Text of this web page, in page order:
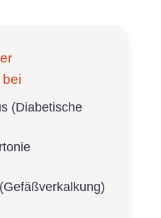
(Diabetische